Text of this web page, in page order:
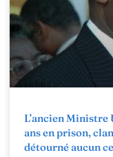
L’ancien Ministre
ans en prison,
détourné aucun